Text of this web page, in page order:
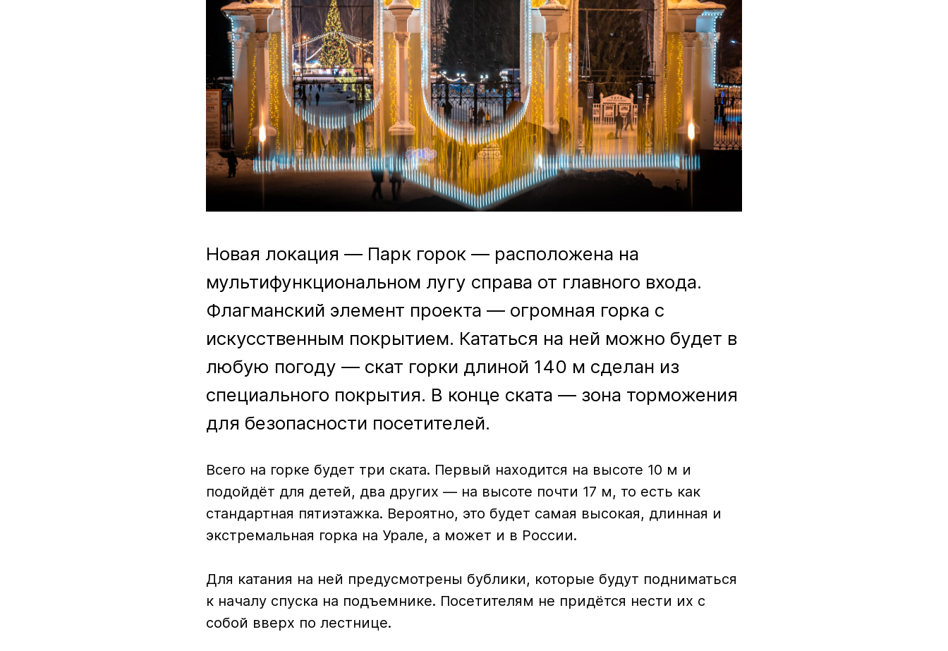
Новая локация — Парк горок — расположена на
мультифункциональном лугу справа от главного входа.
Флагманский элемент проекта — огромная горка с
искусственным покрытием. Кататься на ней можно будет в
любую погоду — скат горки длиной 140 м сделан из
специального покрытия. В конце ската — зона торможения
для безопасности посетителей.
Всего на горке будет три ската. Первый находится на высоте 10 м и
подойдёт для детей, два других — на высоте почти 17 м, то есть как
стандартная пятиэтажка. Вероятно, это будет самая высокая, длинная и
экстремальная горка на Урале, а может и в России.
Для катания на ней предусмотрены бублики, которые будут подниматься
к началу спуска на подъемнике. Посетителям не придётся нести их с
собой вверх по лестнице.